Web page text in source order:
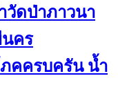
วัดป่าภาวนา
คร
คครบครัน น้ำ